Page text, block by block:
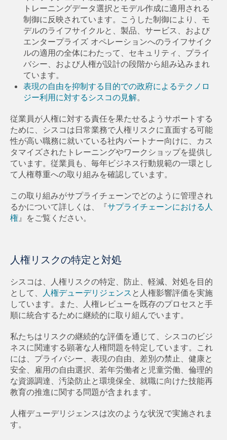
トレーニングデータ選択とモデル作成に適用される
制御に反映されています。こうした制御により、モ
デルのライフサイクルと、製品、サービス、および
エンタープライズ オペレーションへのライフサイク
ルの適用の全体にわたって、セキュリティ、プライ
バシー、および人権が設計の段階から組み込みまれ
ています。
表現の自由を抑制する目的での政府によるテクノロ
ジー利用に対するシスコの見解。
従業員が人権に対する責任を果たせるようサポートする
ために、シスコは日常業務で人権リスクに直面する可能
性が高い職務に就いている社内パートナー向けに、カス
タマイズされたトレーニングやワークショップを提供し
ています。従業員も、毎年ビジネス行動規範の一環とし
て人権尊重への取り組みを確認しています。
この取り組みがサプライチェーンでどのように管理され
るかについて詳しくは、『サプライチェーンにおける人
権』をご覧ください。
人権リスクの特定と対処
シスコは、人権リスクの特定、防止、軽減、対処を目的
として、 人権デューデリジェンスと人権影響評価を実施
しています。また、人権レビューを既存のプロセスと手
順に統合するために継続的に取り組んでいます。
私たちはリスクの継続的な評価を通じて、シスコのビジ
ネスに関連する顕著な人権問題を特定しています。これ
には、プライバシー、表現の自由、差別の禁止、健康と
安全、雇用の自由選択、若年労働者と児童労働、倫理的
な資源調達、汚染防止と環境保全、就職に向けた技能再
教育の推進に関する問題が含まれます。
人権デューデリジェンスは次のような状況で実施されま
す。